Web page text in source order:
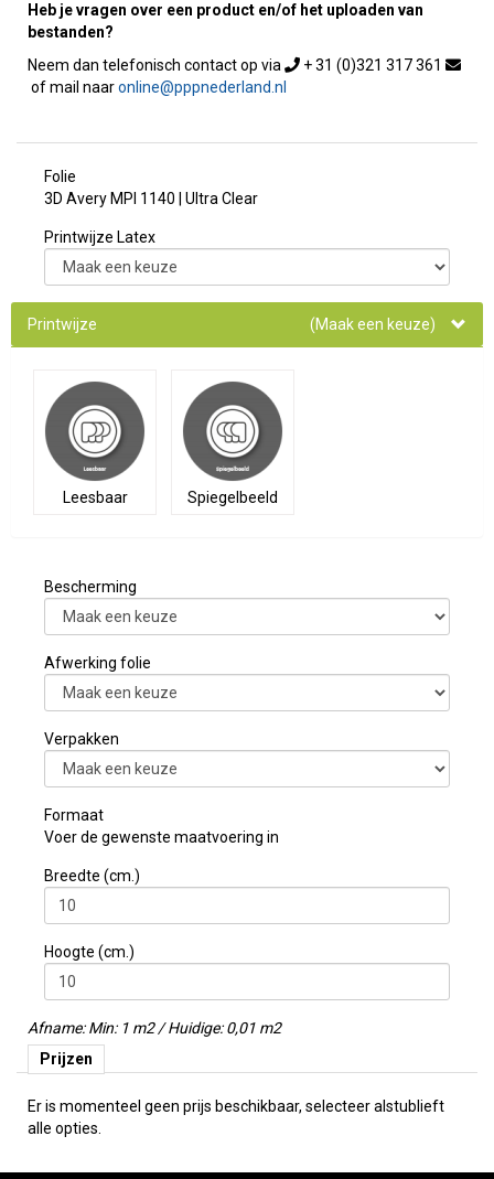
Heb je vragen over een product en/of het uploaden van
bestanden?
+ 31 (0)321 317 361
online@pppnederland.nl
Folie
3D Avery MPI 1140 | Ultra Clear
Printwijze Latex
Printwijze (Maak een keuze)
Leesbaar Spiegelbeeld
Bescherming
Afwerking folie
Verpakken
Formaat
Voer de gewenste maatvoering in
Breedte (cm.)
Hoogte (cm.)
Afname: Min: 1 m2 / Huidige: 0,01 m2
Prijzen
Er is momenteel geen prijs beschikbaar, selecteer alstublieft
alle opties.